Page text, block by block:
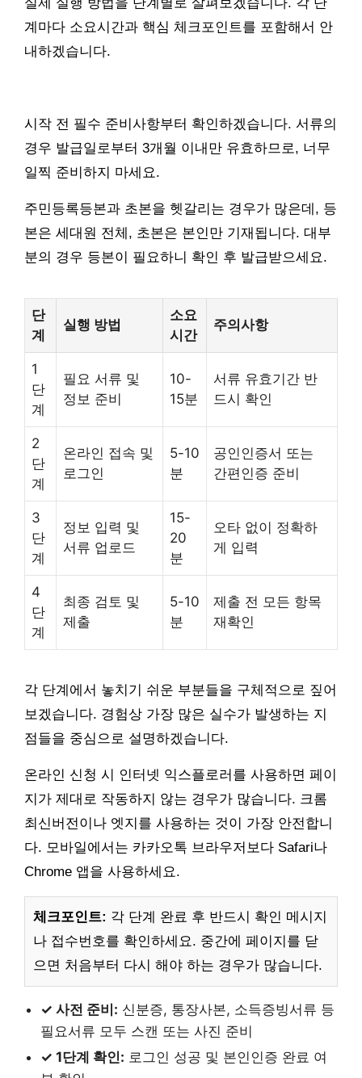
실제 실행 방법을 단계별로 살펴보겠습니다. 각 단
계마다 소요시간과 핵심 체크포인트를 포함해서 안
내하겠습니다.
시작 전 필수 준비사항부터 확인하겠습니다. 서류의
경우 발급일로부터 3개월 이내만 유효하므로, 너무
일찍 준비하지 마세요.
주민등록등본과 초본을 헷갈리는 경우가 많은데, 등
본은 세대원 전체, 초본은 본인만 기재됩니다. 대부
분의 경우 등본이 필요하니 확인 후 발급받으세요.
단
계
실행 방법
소요
시간
주의사항
1
단
계
필요 서류 및
정보 준비
10-
15분
서류 유효기간 반
드시 확인
2
단
계
온라인 접속 및
로그인
5-10
분
공인인증서 또는
간편인증 준비
3
단
계
정보 입력 및
서류 업로드
15-
20
분
오타 없이 정확하
게 입력
4
단
계
최종 검토 및
제출
5-10
분
제출 전 모든 항목
재확인
각 단계에서 놓치기 쉬운 부분들을 구체적으로 짚어
보겠습니다. 경험상 가장 많은 실수가 발생하는 지
점들을 중심으로 설명하겠습니다.
온라인 신청 시 인터넷 익스플로러를 사용하면 페이
지가 제대로 작동하지 않는 경우가 많습니다. 크롬
최신버전이나 엣지를 사용하는 것이 가장 안전합니
다. 모바일에서는 카카오톡 브라우저보다 Safari나
Chrome 앱을 사용하세요.
체크포인트: 각 단계 완료 후 반드시 확인 메시지
나 접수번호를 확인하세요. 중간에 페이지를 닫
으면 처음부터 다시 해야 하는 경우가 많습니다.
✓ 사전 준비: 신분증, 통장사본, 소득증빙서류 등
필요서류 모두 스캔 또는 사진 준비
✓ 1단계 확인: 로그인 성공 및 본인인증 완료 여